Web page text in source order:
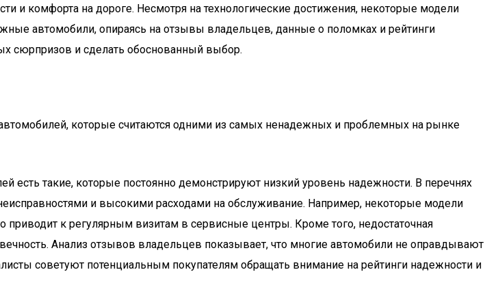
и комфорта на дороге. Несмотря на технологические достижения, некоторые модели
автомобили, опираясь на отзывы владельцев, данные о поломках и рейтинги
сюрпризов и сделать обоснованный выбор.
которые считаются одними из самых ненадежных и проблемных на рынке
такие, которые постоянно демонстрируют низкий уровень надежности. В перечнях
и высокими расходами на обслуживание. Например, некоторые модели
к регулярным визитам в сервисные центры. Кроме того, недостаточная
Анализ отзывов владельцев показывает, что многие автомобили не оправдывают
советуют потенциальным покупателям обращать внимание на рейтинги надежности и